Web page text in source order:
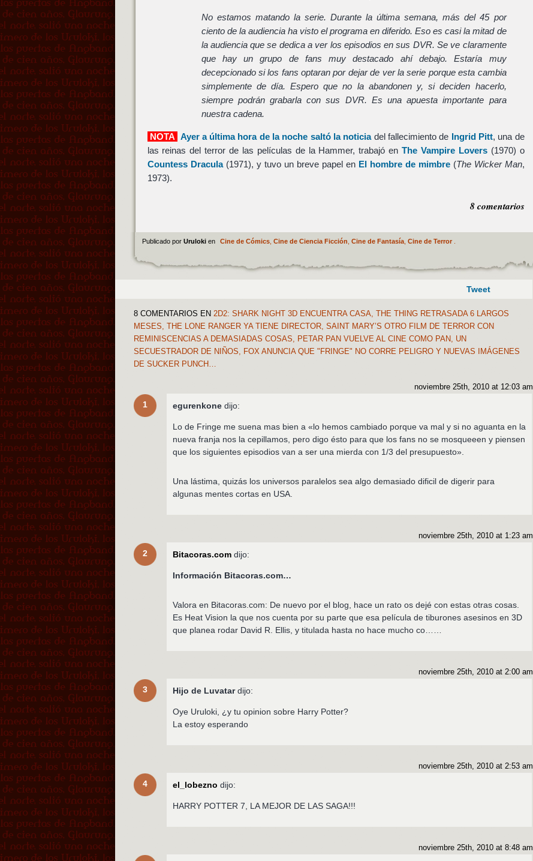
No estamos matando la serie. Durante la última semana, más del 45 por
ciento de la audiencia ha visto el programa en diferido. Eso es casi la mitad de
la audiencia que se dedica a ver los episodios en sus DVR. Se ve claramente
que hay un grupo de fans muy destacado ahí debajo. Estaría muy
decepcionado si los fans optaran por dejar de ver la serie porque esta cambia
simplemente de día. Espero que no la abandonen y, si deciden hacerlo,
siempre podrán grabarla con sus DVR. Es una apuesta importante para
nuestra cadena.
NOTA Ayer a última hora de la noche saltó la noticiadel fallecimiento de Ingrid Pitt, una de
las reinas del terror de las películas de la Hammer, trabajó enThe Vampire Lovers(1970) o
Countess Dracula(1971), y tuvo un breve papel en El hombre de mimbre(The Wicker Man,
1973).
8 comentarios
Publicado por Uruloki en Cine de Cómics, Cine de Ciencia Ficción Cine de Fantasía, Cine de Terror.
Tweet
8 COMENTARIOS EN 2D2: SHARK NIGHT 3D ENCUENTRA CASA, THE THING RETRASADA 6 LARGOS
MESES, THE LONE RANGER YA TIENE DIRECTOR, SAINT MARY’S OTRO FILM DE TERROR CON
REMINISCENCIAS A DEMASIADAS COSAS, PETAR PAN VUELVE AL CINE COMO PAN, UN
SECUESTRADOR DE NIÑOS, FOX ANUNCIA QUE "FRINGE" NO CORRE PELIGRO Y NUEVAS IMÁGENES
DE SUCKER PUNCH…
1
noviembre 25th, 2010 at 12:03 am
egurenkone dijo:
Lo de Fringe me suena mas bien a «lo hemos cambiado porque va mal y si no aguanta en la
nueva franja nos la cepillamos, pero digo ésto para que los fans no se mosqueeen y piensen
que los siguientes episodios van a ser una mierda con 1/3 del presupuesto».
Una lástima, quizás los universos paralelos sea algo demasiado dificil de digerir para
algunas mentes cortas en USA.
2
noviembre 25th, 2010 at 1:23 am
Bitacoras.com dijo:
Información Bitacoras.com…
Valora en Bitacoras.com: De nuevo por el blog, hace un rato os dejé con estas otras cosas.
Es Heat Vision la que nos cuenta por su parte que esa película de tiburones asesinos en 3D
que planea rodar David R. Ellis, y titulada hasta no hace mucho co……
3
noviembre 25th, 2010 at 2:00 am
Hijo de Luvatardijo:
Oye Uruloki, ¿y tu opinion sobre Harry Potter?
La estoy esperando
4
noviembre 25th, 2010 at 2:53 am
el_lobezno dijo:
HARRY POTTER 7, LA MEJOR DE LAS SAGA!!!
noviembre 25th, 2010 at 8:48 am